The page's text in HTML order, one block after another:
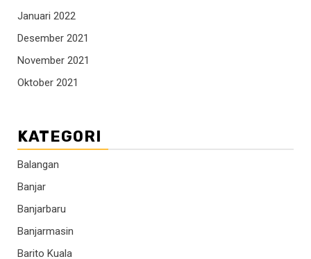
Januari 2022
Desember 2021
November 2021
Oktober 2021
KATEGORI
Balangan
Banjar
Banjarbaru
Banjarmasin
Barito Kuala